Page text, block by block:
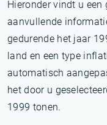
Hieronder vindt u een
aanvullende
gedurende het jaar
land en een type
automatisch
het door u
1999 tonen.